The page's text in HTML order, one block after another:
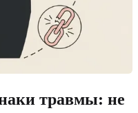
травмы: не